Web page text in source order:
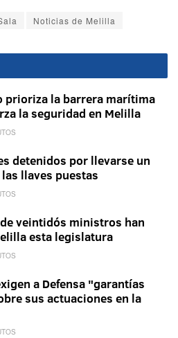
Noticias de Melilla
prioriza la barrera marítima
la seguridad en Melilla
detenidos por llevarse un
llaves puestas
veintidós ministros han
esta legislatura
a Defensa "garantías
sus actuaciones en la